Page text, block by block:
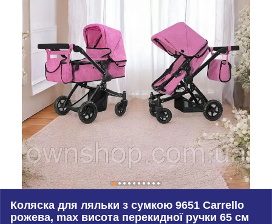
Коляска для ляльки з сумкою 9651 Carrello
рожева, max висота перекидної ручки 65 см